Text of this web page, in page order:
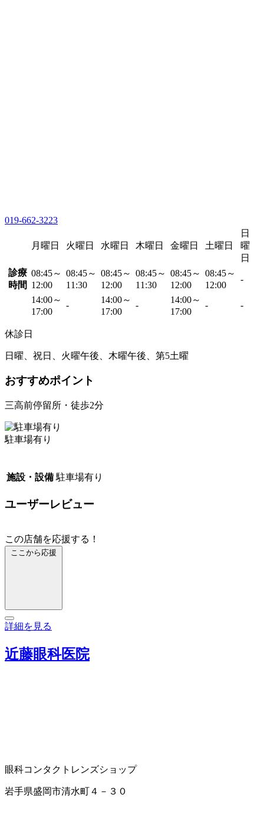
019-662-3223
月曜日 火曜日 水曜日 木曜日 金曜日 土曜日
日
曜
日
診療
時間
08:45～
12:00
08:45～
11:30
08:45～
12:00
08:45～
11:30
08:45～
12:00
08:45～
12:00
-
14:00～
17:00
-
14:00～
17:00
-
14:00～
17:00
- -
休診日
日曜、祝日、火曜午後、木曜午後、第5土曜
おすすめポイント
三高前停留所・徒歩2分
駐車場有り
施設・設備 駐車場有り
ユーザーレビュー
この店舗を応援する！
ここから応援
詳細を見る
近藤眼科医院
眼科コンタクトレンズショップ
岩手県盛岡市清水町４－３０